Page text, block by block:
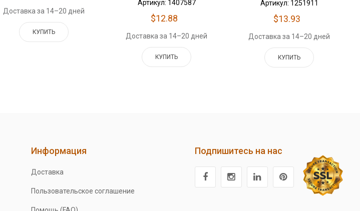
Доставка за 14–20 дней
КУПИТЬ
Артикул: 1407587
$12.88
Доставка за 14–20 дней
КУПИТЬ
Артикул: 1251911
$13.93
Доставка за 14–20 дней
КУПИТЬ
Информация
Доставка
Пользовательское соглашение
Подпишитесь на нас